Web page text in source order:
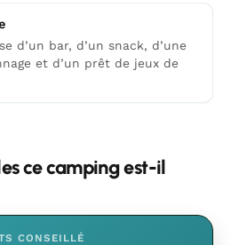
d’un bar, d’un snack, d’une
et d’un prêt de jeux de
ce camping est-il
CONSEILLÉ